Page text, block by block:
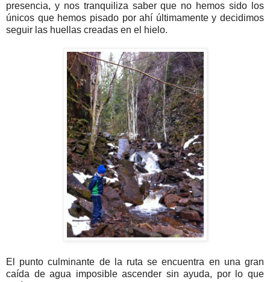
presencia, y nos tranquiliza saber que no hemos sido los
únicos que hemos pisado por ahí últimamente y decidimos
seguir las huellas creadas en el hielo.
El punto culminante de la ruta se encuentra en una gran
caída de agua imposible ascender sin ayuda, por lo que